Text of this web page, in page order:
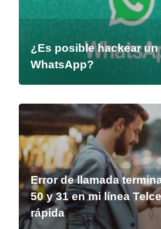
¿Es posible hackear un
WhatsApp?
Error de llamada
50 y 31 en mi línea
rápida